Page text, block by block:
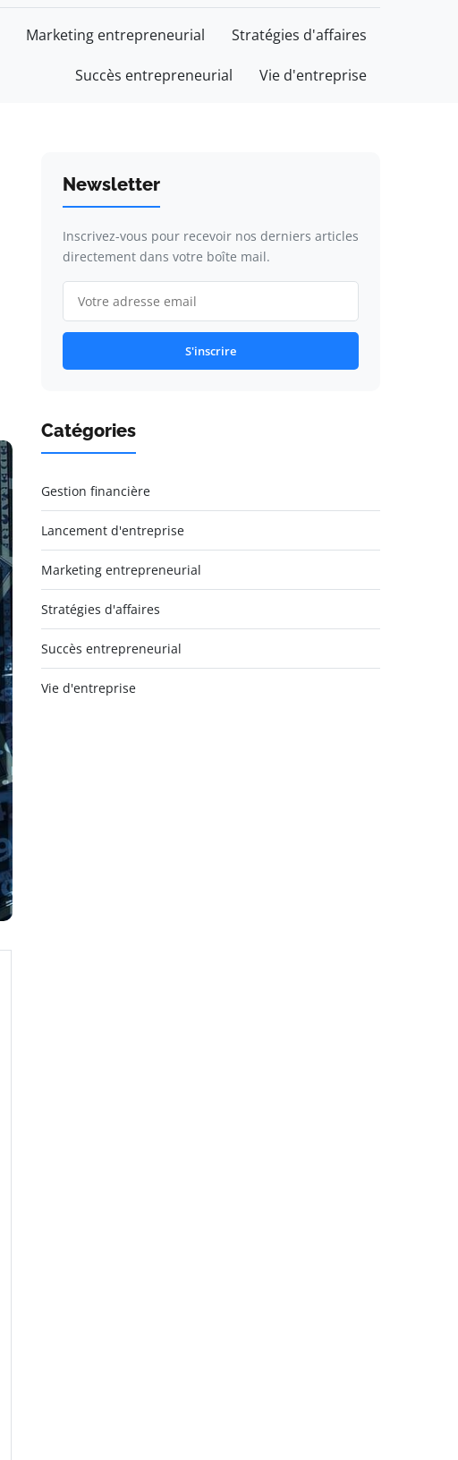
Marketing entrepreneurial Stratégies d'affaires
Succès entrepreneurial Vie d'entreprise
Newsletter
Inscrivez-vous pour recevoir nos derniers articles
directement dans votre boîte mail.
S'inscrire
Catégories
Gestion financière
Lancement d'entreprise
Marketing entrepreneurial
Stratégies d'affaires
Succès entrepreneurial
Vie d'entreprise